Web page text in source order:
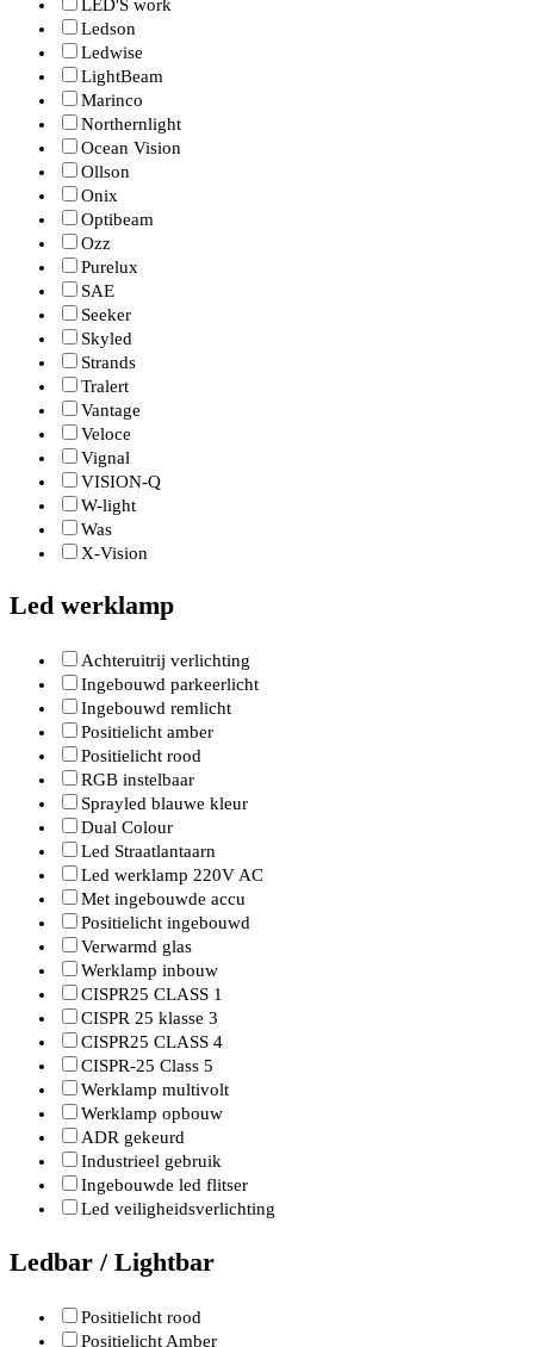
LED'S work
Ledson
Ledwise
LightBeam
Marinco
Northernlight
Ocean Vision
Ollson
Onix
Optibeam
Ozz
Purelux
SAE
Seeker
Skyled
Strands
Tralert
Vantage
Veloce
Vignal
VISION-Q
W-light
Was
X-Vision
Led werklamp
Achteruitrij verlichting
Ingebouwd parkeerlicht
Ingebouwd remlicht
Positielicht amber
Positielicht rood
RGB instelbaar
Sprayled blauwe kleur
Dual Colour
Led Straatlantaarn
Led werklamp 220V AC
Met ingebouwde accu
Positielicht ingebouwd
Verwarmd glas
Werklamp inbouw
CISPR25 CLASS 1
CISPR 25 klasse 3
CISPR25 CLASS 4
CISPR-25 Class 5
Werklamp multivolt
Werklamp opbouw
ADR gekeurd
Industrieel gebruik
Ingebouwde led flitser
Led veiligheidsverlichting
Ledbar / Lightbar
Positielicht rood
Positielicht Amber